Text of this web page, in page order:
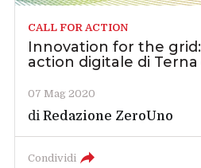
CALL FOR ACTION
Innovation for the
action digitale di
07 Mag 2020
diRedazione ZeroUno
Condividi